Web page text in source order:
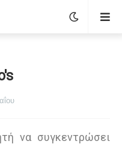
να συγκεντρώσει